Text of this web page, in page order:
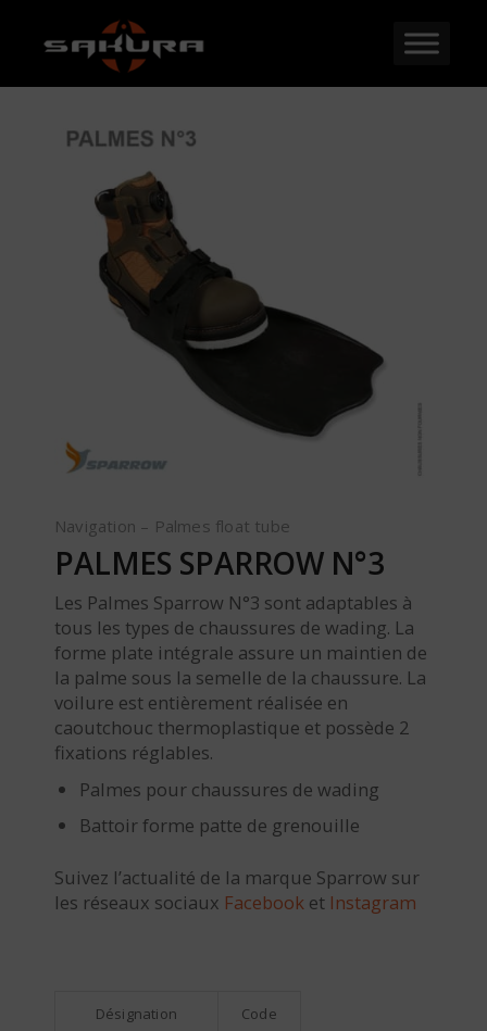
Navigation – Palmes float tube
PALMES SPARROW N°3
Les Palmes Sparrow N°3 sont adaptables à
tous les types de chaussures de wading. La
forme plate intégrale assure un maintien de
la palme sous la semelle de la chaussure. La
voilure est entièrement réalisée en
caoutchouc thermoplastique et possède 2
fixations réglables.
Palmes pour chaussures de wading
Battoir forme patte de grenouille
Suivez l’actualité de la marque Sparrow sur
les réseaux sociaux Facebook et Instagram
Désignation Code